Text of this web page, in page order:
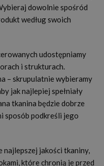
dowolnie spośród
według swoich
udostępniamy
i strukturach.
– skrupulatnie wybieramy
jak najlepiej spełniały
tkanina będzie dobrze
sposób podkreśli jego
najlepszej jakości tkaniny,
które chronią je przed